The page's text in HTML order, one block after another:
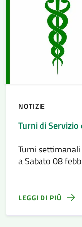
NOTIZIE
Turni di
Turni
a Sabato 08
LEGGI DI PIÙ